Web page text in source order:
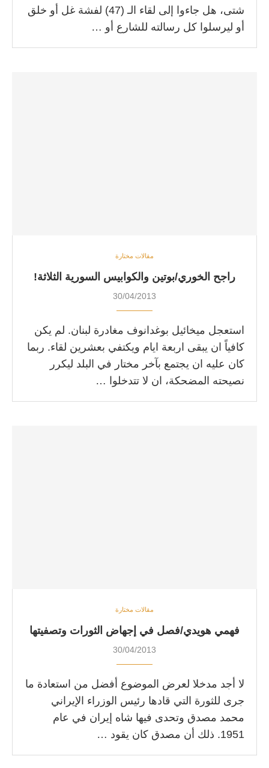
شتى، هل جاءوا إلى لقاء الـ (47) لفشة غل أو خلق
أو ليرسلوا كل رسالته للشارع أو …
مقالات مختارة
راجح الخوري/بوتين والكوابيس السورية الثلاثة!
30/04/2013
استعجل ميخائيل بوغدانوف مغادرة لبنان. لم يكن
كافياً ان يبقى اربعة ايام ويكتفي بعشرين لقاء. ربما
كان عليه ان يجتمع بآخر مختار في البلد ليكرر
نصيحته المضحكة، ان لا تتدخلوا …
مقالات مختارة
فهمي هويدي/فصل في إجهاض الثورات وتصفيتها
30/04/2013
لا أجد مدخلا لعرض الموضوع أفضل من استعادة ما
جرى للثورة التي قادها رئيس الوزراء الإيراني
محمد مصدق وتحدى فيها شاه إيران في عام
1951. ذلك أن مصدق كان يقود …